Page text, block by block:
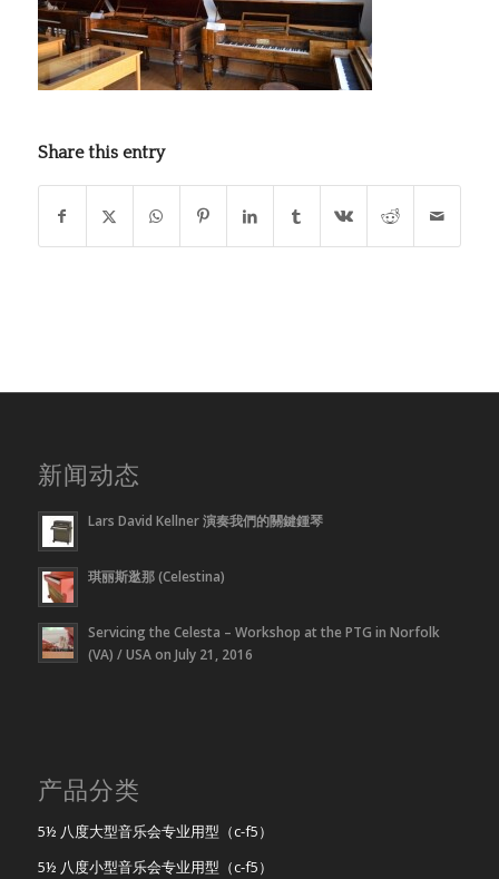
Share this entry
新闻动态
Lars David Kellner 演奏我們的關鍵鍾琴
琪丽斯逖那 (Celestina)
Servicing the Celesta – Workshop at the PTG in Norfolk
(VA) / USA on July 21, 2016
产品分类
5½ 八度大型音乐会专业用型（c-f5）
5½ 八度小型音乐会专业用型（c-f5）